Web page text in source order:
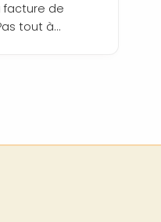
facture de
tout à
Une